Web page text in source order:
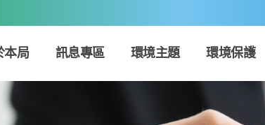
本局 訊息專區 環境主題 環境保護